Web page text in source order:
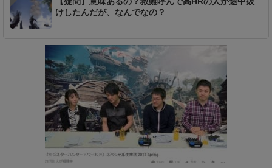
けしたんだが、なんでなの？